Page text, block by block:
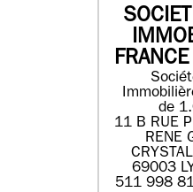
de
11 B RUE
RENE
69003
511 998